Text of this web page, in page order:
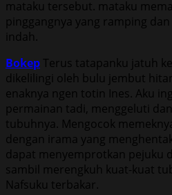
mataku tersebut. mataku
pinggangnya yang ramping
indah.
Bokep Terus tatapanku jatuh
dikelilingi oleh bulu jembut
enaknya ngen totin Ines. Aku
permainan tadi, menggeluti
tubuhnya. Mengocok
dengan irama yang
dapat menyemprotkan pejuku
sambil merengkuh kuat-kuat
Nafsuku terbakar.